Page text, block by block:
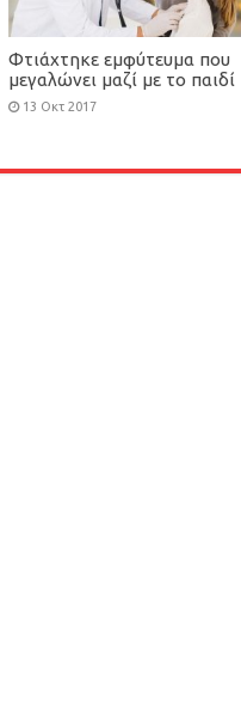
Φτιάχτηκε εμφύτευμα που
μεγαλώνει μαζί με το παιδί
13 Οκτ 2017